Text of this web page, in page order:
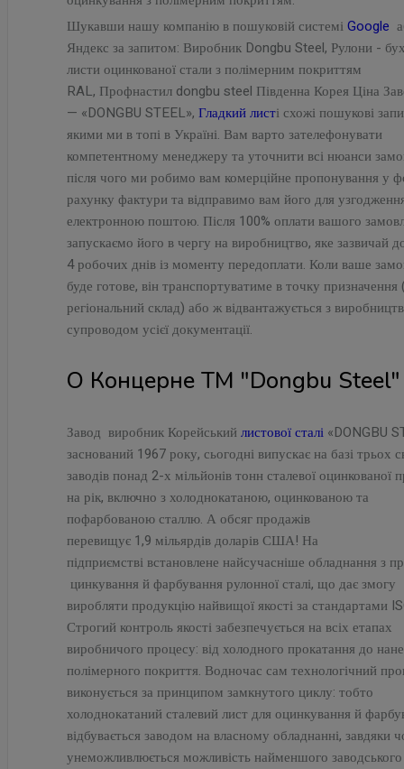
Шукавши нашу компанію в пошуковій системіGoogle
Яндекс за запитом: Виробник Dongbu Steel, Рулони -
листи оцинкованої стали з полімерним покриттям
RAL, Профнастил dongbu steel Південна Корея Ціна
— «DONGBU STEEL», Гладкий листі схожі пошукові
якими ми в топі в Україні. Вам варто зателефонувати
компетентному менеджеру та уточнити всі нюанси
після чого ми робимо вам комерційне пропонування у
рахунку фактури та відправимо вам його для
електронною поштою. Після 100% оплати вашого
запускаємо його в чергу на виробництво, яке зазвичай
4 робочих днів із моменту передоплати. Коли ваше
буде готове, він транспортуватиме в точку призначення
регіональний склад) або ж відвантажується з
супроводом усієї документації.
О Концерне ТМ "Dongbu Steel"
Завод виробник Корейський листової сталі «DONGBU
заснований 1967 року, сьогодні випускає на базі трьох
заводів понад 2-х мільйонів тонн сталевої оцинкованої
на рік, включно з холоднокатаною, оцинкованою та
пофарбованою сталлю. А обсяг продажів
перевищує 1,9 мільярдів доларів США! На
підприємстві встановлене найсучасніше обладнання з
цинкування й фарбування рулонної сталі, що дає змогу
виробляти продукцію найвищої якості за стандартами
Строгий контроль якості забезпечується на всіх етапах
виробничого процесу: від холодного прокатання до
полімерного покриття. Водночас сам технологічний
виконується за принципом замкнутого циклу: тобто
холоднокатаний сталевий лист для оцинкування й
відбувається заводом на власному обладнанні, завдяки
унеможливлюється можливість найменшого